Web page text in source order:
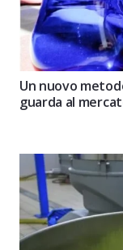
Un nuovo
guarda al